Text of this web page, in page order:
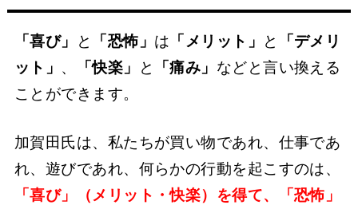
「喜び」 と 「恐怖」 は 「メリット」 と
「デメリ
ット」 、 「快楽」 と 「痛み」 などと言い換える
ことができます。
加賀田氏は、私たちが買い物であれ、仕事であ
れ、遊びであれ、何らかの行動を起こすのは、
「喜び」（メリット・快楽）を得て、「恐怖」